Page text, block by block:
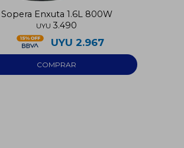
Sopera Enxuta 1.6L 800W
UYU 3.490
UYU 2.967